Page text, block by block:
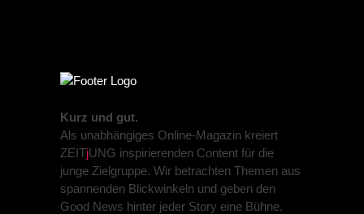
Kurz und gut.
Als unabhängiges Online-Magazin kreiert
ZEITjUNG inspirierenden Content für die
junge Zielgruppe. Wir betrachten Themen aus
spannenden Blickwinkeln und geben den
Good News hinter jeder Story eine Bühne.